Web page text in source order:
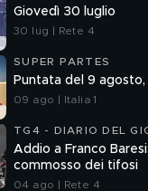
Giovedì 30 luglio
30 lug | Rete 4
SUPER PARTES
Puntata del 9 agosto,
09 ago | Italia 1
TG4 - DIARIO DEL
Addio a Franco
commosso dei tifosi
04 ago | Rete 4